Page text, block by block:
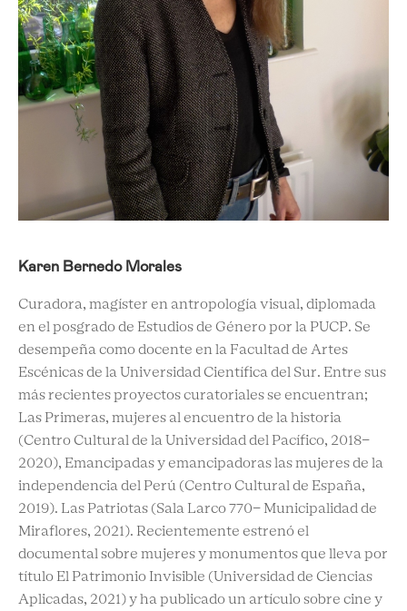
Karen Bernedo Morales
Curadora, magíster en antropología visual, diplomada
en el posgrado de Estudios de Género por la PUCP. Se
desempeña como docente en la Facultad de Artes
Escénicas de la Universidad Científica del Sur. Entre sus
más recientes proyectos curatoriales se encuentran;
Las Primeras, mujeres al encuentro de la historia
(Centro Cultural de la Universidad del Pacífico, 2018-
2020), Emancipadas y emancipadoras las mujeres de la
independencia del Perú (Centro Cultural de España,
2019). Las Patriotas (Sala Larco 770- Municipalidad de
Miraflores, 2021). Recientemente estrenó el
documental sobre mujeres y monumentos que lleva por
título El Patrimonio Invisible (Universidad de Ciencias
Aplicadas, 2021) y ha publicado un artículo sobre cine y